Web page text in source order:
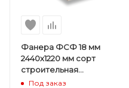
Фанера ФСФ 18 мм
2440х1220 мм сорт
строительная
нешлифованная
Под заказ